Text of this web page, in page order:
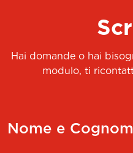
Hai domande o hai
modulo, ti
Nome e